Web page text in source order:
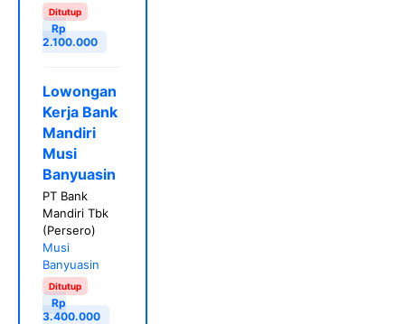
Ditutup
Rp
2.100.000
Lowongan
Kerja Bank
Mandiri
Musi
Banyuasin
PT Bank
Mandiri Tbk
(Persero)
Musi
Banyuasin
Ditutup
Rp
3.400.000